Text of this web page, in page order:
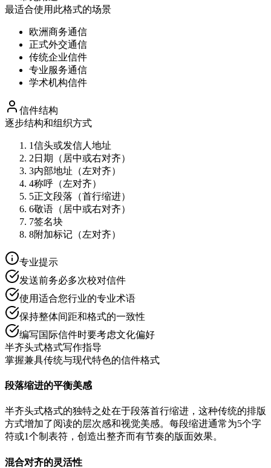
最适合使用此格式的场景
欧洲商务通信
正式外交通信
传统企业信件
专业服务通信
学术机构信件
信件结构
逐步结构和组织方式
1信头或发信人地址
2 日期（居中或右对齐）
3内部地址（左对齐）
4称呼（左对齐）
5正文段落（首行缩进）
6敬语（居中或右对齐）
7签名块
8附加标记（左对齐）
专业提示
发送前务必多次校对信件
使用适合您行业的专业术语
保持整体间距和格式的一致性
编写国际信件时要考虑文化偏好
半齐头式格式写作指导
掌握兼具传统与现代特色的信件格式
段落缩进的平衡美感
半齐头式格式的独特之处在于段落首行缩进，这种传统的排版
方式增加了阅读的层次感和视觉美感。每段缩进通常为5个字
符或1个制表符，创造出整齐而有节奏的版面效果。
混合对齐的灵活性